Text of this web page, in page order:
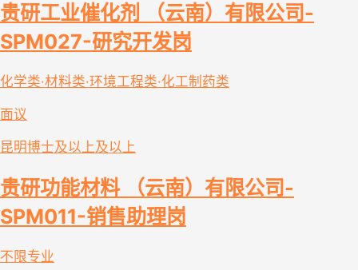
贵研工业催化剂 （云南）有限公司-
SPM027-研究开发岗
化学类·材料类·环境工程类·化工制药类
面议
昆明博士及以上及以上
贵研功能材料 （云南）有限公司-
SPM011-销售助理岗
不限专业